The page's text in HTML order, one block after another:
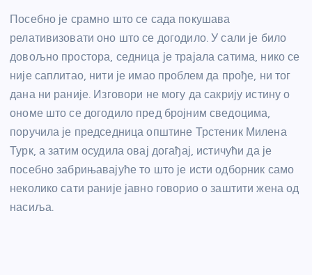
Посебно је срамно што се сада покушава
релативизовати оно што се догодило. У сали је било
довољно простора, седница је трајала сатима, нико се
није саплитао, нити је имао проблем да прође, ни тог
дана ни раније. Изговори не могу да сакрију истину о
ономе што се догодило пред бројним сведоцима,
поручила је председница општине Трстеник Милена
Турк, а затим осудила овај догађај, истичући да је
посебно забрињавајуће то што је исти одборник само
неколико сати раније јавно говорио о заштити жена од
насиља.